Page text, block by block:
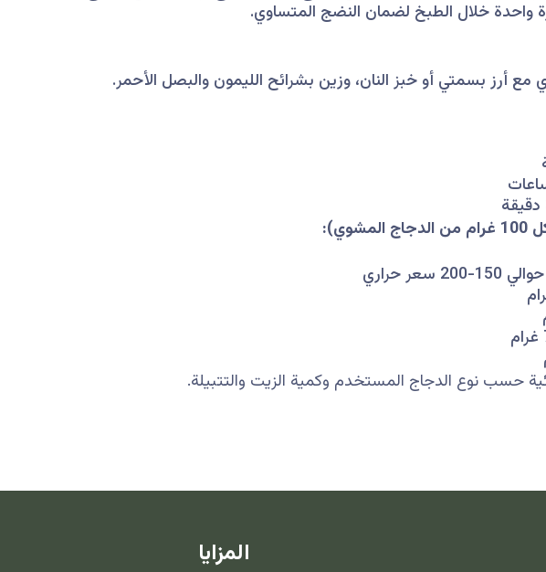
واحدة خلال الطبخ لضمان النضج المتساوي.
أرز بسمتي أو خبز النان، وزين بشرائح الليمون والبصل الأحمر.
150-200 سعر حراري
حسب نوع الدجاج المستخدم وكمية الزيت والتتبيلة.
المزايا